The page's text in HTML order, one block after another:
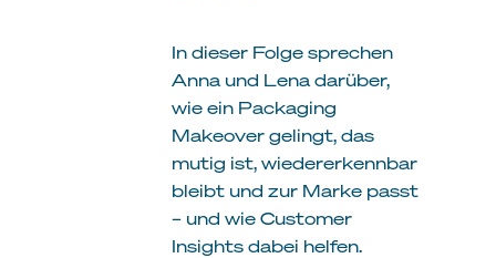
In dieser Folge sprechen
Anna und Lena darüber,
wie ein Packaging
Makeover gelingt, das
mutig ist, wiedererkennbar
bleibt und zur Marke passt
– und wie Customer
Insights dabei helfen.